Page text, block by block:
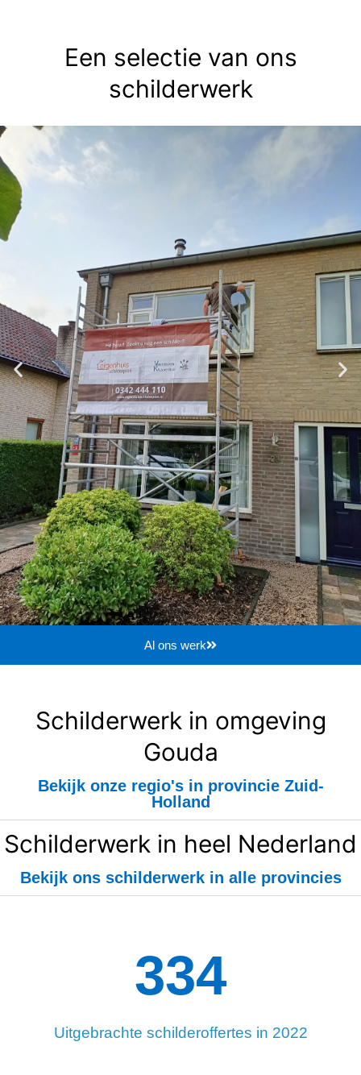
Een selectie van ons
schilderwerk
Al ons werk
Schilderwerk in omgeving
Gouda
Bekijk onze regio's in provincie Zuid-
Holland
Schilderwerk in heel Nederland
Bekijk ons schilderwerk in alle provincies
Uitgebrachte schilderoffertes in 2022
334